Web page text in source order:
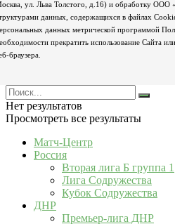
ул. Льва Толстого, д.16) и обработку ООО
данных, содержащихся в файлах
данных метрической программой
прекратить использование Сайта
браузера.
Нет результатов
Просмотреть все результаты
Матч-Центр
Россия
Вторая лига Б группа 1
Лига Содружества
Кубок Содружества
ДНР
Премьер-лига ДНР